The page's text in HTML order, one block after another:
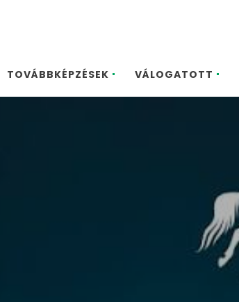
TOVÁBBKÉPZÉSEK VÁLOGATOTT